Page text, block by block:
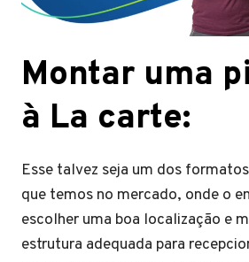
Montar uma
à La carte:
Esse talvez seja um dos
que temos no mercado, onde o
escolher uma boa localização e
estrutura adequada para